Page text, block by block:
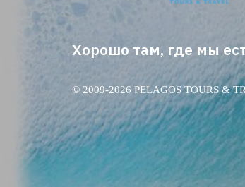
Хорошо там, где мы
© 2009-2026 PELAGOS TOURS &